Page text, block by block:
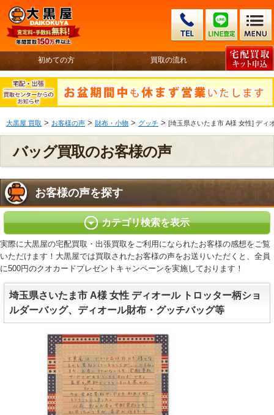
初めての方 買取の流れ
大黒屋 買取 > お客様の声 > 財布・小物 > グッチ > [埼玉県さいたま市 A様 女性] ディ
バッグ買取のお客様の声
お客様の声を探す
カテゴリ検索を表示
実際に大黒屋の宅配買取・出張買取をご利用になられたお客様の感想をご覧
いただけます！大黒屋では買取されたお客様の声をお送りいただくと、全員
に500円のクオカードプレゼントキャンペーンを実施しております！
埼玉県さいたま市 A様 女性 ディオール トロッター柄ショ
ルダーバッグ、ディオール財布・グッチバッグ等